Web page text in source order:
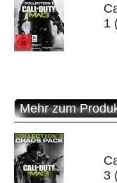
1
Mehr zum
3